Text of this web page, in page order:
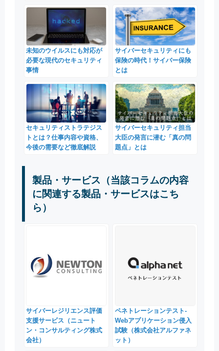
未知のウイルスにも対応が
必要な現代のセキュリティ
事情
サイバーセキュリティにも
保険の時代！サイバー保険
とは
セキュリティストラテジス
トとは？仕事内容や資格、
今後の需要など徹底解説
サイバーセキュリティ担当
大臣の発言に潜む「真の問
題点」とは
製品・サービス（当該コラムの内容
に関連する製品・サービスはこち
ら）
サイバーレジリエンス評価
支援サービス（ニュート
ン・コンサルティング株式
会社）
ペネトレーションテスト-
Webアプリケーション侵入
試験（株式会社アルファネ
ット）